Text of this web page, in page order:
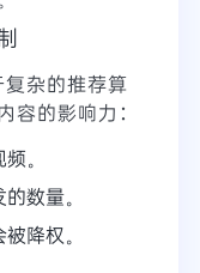
杂的推荐算
容的影响力：
。
数量。
降权。